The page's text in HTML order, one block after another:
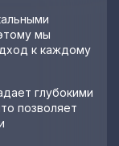
мы
к каждому
глубокими
позволяет